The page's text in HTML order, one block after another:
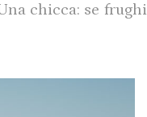
chicca: se frughi